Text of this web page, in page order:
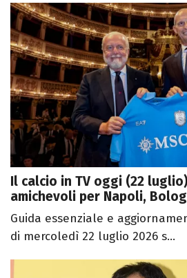
Il calcio in TV oggi (22
amichevoli per Napoli,
Guida essenziale e
di mercoledì 22 luglio 2026 s...